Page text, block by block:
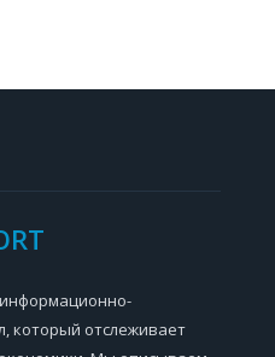
который отслеживает